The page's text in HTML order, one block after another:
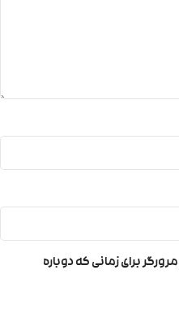
برای زمانی که دوباره